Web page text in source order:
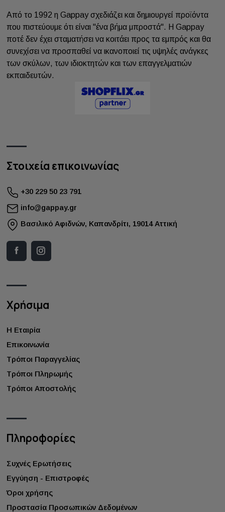
Από το 1992 η Gappay σχεδιάζει και δημιουργεί προϊόντα
που πιστεύουμε ότι είναι "ένα βήμα μπροστά". Η Gappay
ποτέ δεν έχει σταματήσει να κοιτάει προς τα εμπρός και θα
συνεχίσει να προσπαθεί να ικανοποιεί τις υψηλές ανάγκες
των σκύλων, των ιδιοκτητών και των επαγγελματιών
εκπαιδευτών.
Στοιχεία επικοινωνίας
+30 229 50 23 791
info@gappay.gr
Bασιλικό Αφιδνών, Καπανδρίτι, 19014 Αττική
Χρήσιμα
Η Εταιρία
Επικοινωνία
Τρόποι Παραγγελίας
Τρόποι Πληρωμής
Τρόποι Αποστολής
Πληροφορίες
Συχνές Ερωτήσεις
Εγγύηση - Επιστροφές
Όροι χρήσης
Προστασία Προσωπικών Δεδομένων